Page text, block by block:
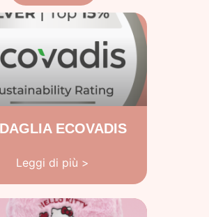
ECOVADIS
Leggi di più >